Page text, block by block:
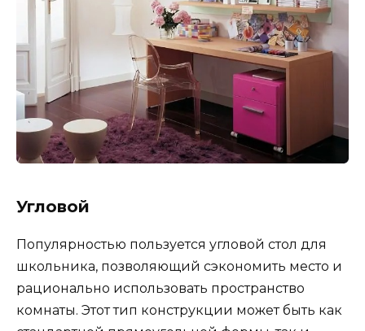
Угловой
Популярностью пользуется угловой стол для
школьника, позволяющий сэкономить место и
рационально использовать пространство
комнаты. Этот тип конструкции может быть как